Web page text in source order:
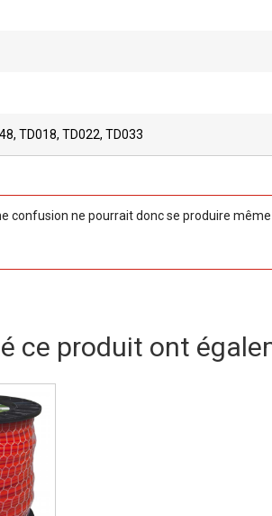
TD018, TD022, TD033
ne pourrait donc se produire
ce produit ont